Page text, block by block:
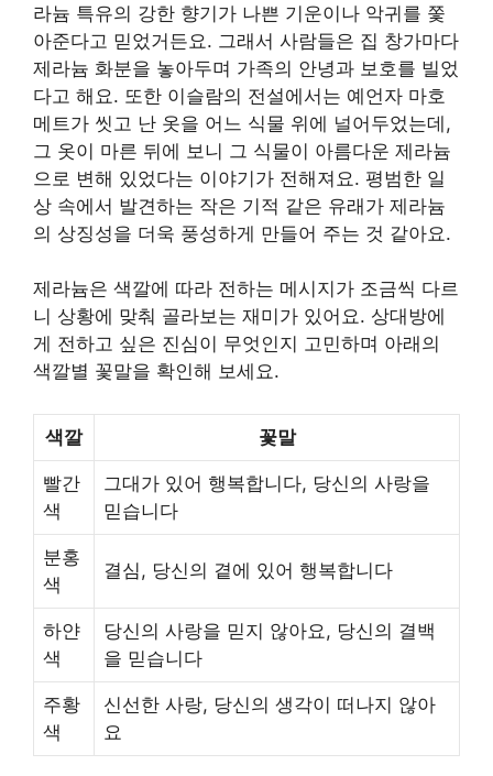
라늄 특유의 강한 향기가 나쁜 기운이나 악귀를 쫓
아준다고 믿었거든요. 그래서 사람들은 집 창가마다
제라늄 화분을 놓아두며 가족의 안녕과 보호를 빌었
다고 해요. 또한 이슬람의 전설에서는 예언자 마호
메트가 씻고 난 옷을 어느 식물 위에 널어두었는데,
그 옷이 마른 뒤에 보니 그 식물이 아름다운 제라늄
으로 변해 있었다는 이야기가 전해져요. 평범한 일
상 속에서 발견하는 작은 기적 같은 유래가 제라늄
의 상징성을 더욱 풍성하게 만들어 주는 것 같아요.
제라늄은 색깔에 따라 전하는 메시지가 조금씩 다르
니 상황에 맞춰 골라보는 재미가 있어요. 상대방에
게 전하고 싶은 진심이 무엇인지 고민하며 아래의
색깔별 꽃말을 확인해 보세요.
색깔 꽃말
빨간
색
그대가 있어 행복합니다, 당신의 사랑을
믿습니다
분홍
색
결심, 당신의 곁에 있어 행복합니다
하얀
색
당신의 사랑을 믿지 않아요, 당신의 결백
을 믿습니다
주황
색
신선한 사랑, 당신의 생각이 떠나지 않아
요